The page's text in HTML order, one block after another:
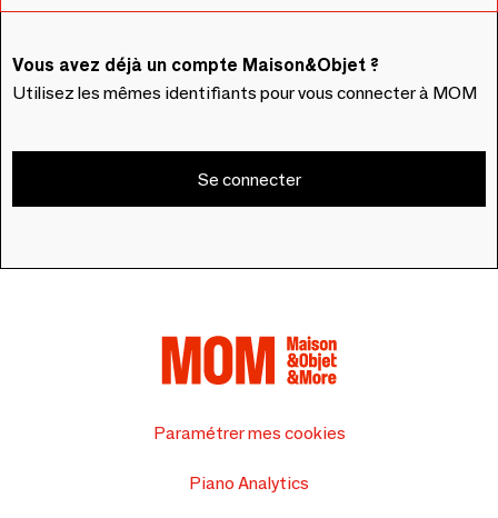
Vous avez déjà un compte Maison&Objet ?
Utilisez les mêmes identifiants pour vous connecter à MOM
Se connecter
Paramétrer mes cookies
Piano Analytics